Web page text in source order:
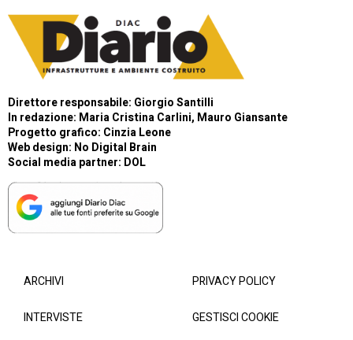
Direttore responsabile: Giorgio Santilli
In redazione: Maria Cristina Carlini, Mauro Giansante
Progetto grafico: Cinzia Leone
Web design: No Digital Brain
Social media partner: DOL
ARCHIVI
INTERVISTE
PRIVACY POLICY
GESTISCI COOKIE